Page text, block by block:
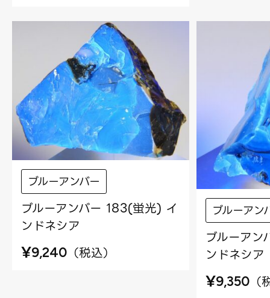
ブルーアンバー
ブルーアンバー 183(蛍光) イ
ンドネシア
¥9,240 （税込）
ブルーアン
ブルーア
ンドネシア
¥9,350 （